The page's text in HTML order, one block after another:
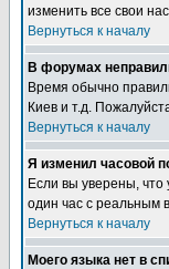
изменить все свои
Вернуться к началу
В форумах
Время обычно
Киев и т.д.
Вернуться к началу
Я изменил часовой
Если вы уверены, что
один час с реальным
Вернуться к началу
Моего языка нет в